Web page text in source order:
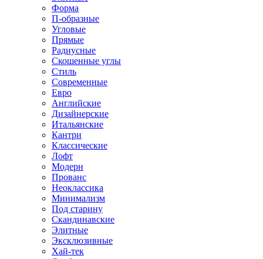
Форма
П-образные
Угловые
Прямые
Радиусные
Скошенные углы
Стиль
Современные
Евро
Английские
Дизайнерские
Итальянские
Кантри
Классические
Лофт
Модерн
Прованс
Неоклассика
Минимализм
Под старину
Скандинавские
Элитные
Эксклюзивные
Хай-тек